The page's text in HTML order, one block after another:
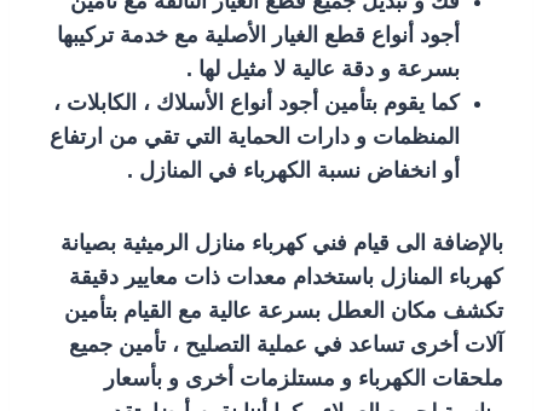
أجود أنواع قطع الغيار الأصلية مع خدمة تركيبها
بسرعة و دقة عالية لا مثيل لها .
كما يقوم بتأمين أجود أنواع الأسلاك ، الكابلات ،
المنظمات و دارات الحماية التي تقي من ارتفاع
أو انخفاض نسبة الكهرباء في المنازل .
بالإضافة الى قيام فني كهرباء منازل الرميثية بصيانة
كهرباء المنازل باستخدام معدات ذات معايير دقيقة
تكشف مكان العطل بسرعة عالية مع القيام بتأمين
آلات أخرى تساعد في عملية التصليح ، تأمين جميع
ملحقات الكهرباء و مستلزمات أخرى و بأسعار